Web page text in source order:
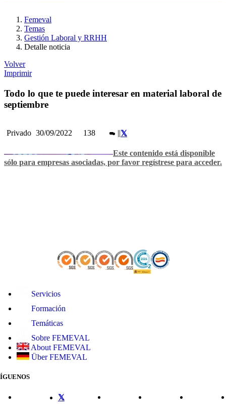
Femeval
Temas
Gestión Laboral y RRHH
Detalle noticia
Volver
Imprimir
Todo lo que te puede interesar en material laboral de
septiembre
Privado 30/09/2022 138 ||
Este contenido está disponible
sólo para empresas asociadas, por favor regístrese para acceder.
Servicios
Formación
Temáticas
Sobre FEMEVAL
About FEMEVAL
Über FEMEVAL